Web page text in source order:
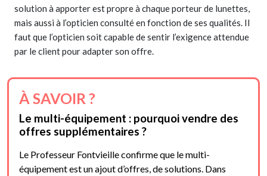
solution à apporter est propre à chaque porteur de lunettes,
mais aussi à l’opticien consulté en fonction de ses qualités. Il
faut que l’opticien soit capable de sentir l’exigence attendue
par le client pour adapter son offre.
À SAVOIR ?
Le multi-équipement : pourquoi vendre des
offres supplémentaires ?
Le Professeur Fontvieille confirme que le multi-
équipement est un ajout d’offres, de solutions. Dans